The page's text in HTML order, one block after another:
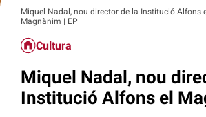
Miquel Nadal, nou director de la Institució Alfons
Magnànim | EP
Cultura
Miquel Nadal, nou
Institució Alfons el